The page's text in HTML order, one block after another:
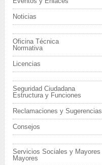
Noticias
Oficina Técnica
Normativa
Licencias
Seguridad Ciudadana
Estructura y Funciones
Reclamaciones y Sugerencias
Consejos
Servicios Sociales y Mayores
Mayores